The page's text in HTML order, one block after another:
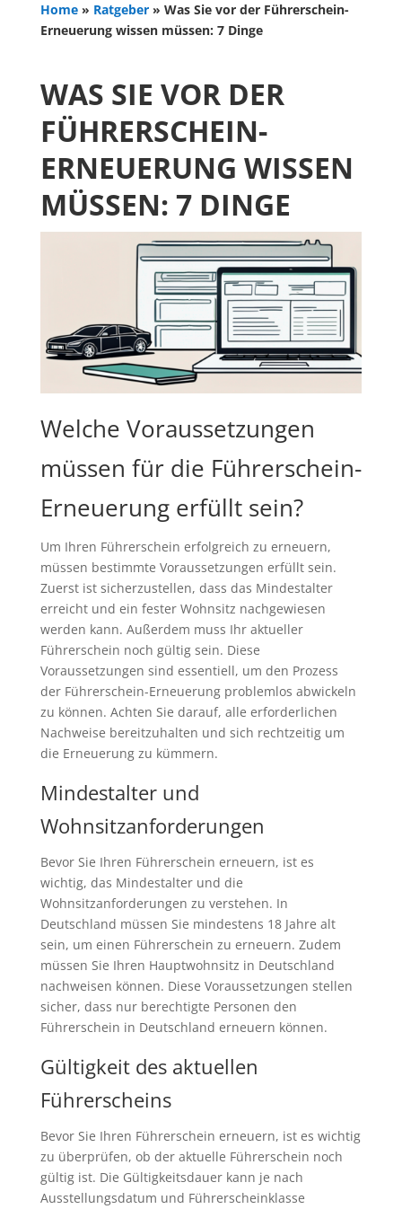
Home» Ratgeber» Was Sie vor der Führerschein-
Erneuerung wissen müssen: 7 Dinge
WAS SIE VOR DER
FÜHRERSCHEIN-
ERNEUERUNG WISSEN
MÜSSEN: 7 DINGE
Welche Voraussetzungen
müssen für die Führerschein-
Erneuerung erfüllt sein?
Um Ihren Führerschein erfolgreich zu erneuern,
müssen bestimmte Voraussetzungen erfüllt sein.
Zuerst ist sicherzustellen, dass das Mindestalter
erreicht und ein fester Wohnsitz nachgewiesen
werden kann. Außerdem muss Ihr aktueller
Führerschein noch gültig sein. Diese
Voraussetzungen sind essentiell, um den Prozess
der Führerschein-Erneuerung problemlos abwickeln
zu können. Achten Sie darauf, alle erforderlichen
Nachweise bereitzuhalten und sich rechtzeitig um
die Erneuerung zu kümmern.
Mindestalter und
Wohnsitzanforderungen
Bevor Sie Ihren Führerschein erneuern, ist es
wichtig, das Mindestalter und die
Wohnsitzanforderungen zu verstehen. In
Deutschland müssen Sie mindestens 18 Jahre alt
sein, um einen Führerschein zu erneuern. Zudem
müssen Sie Ihren Hauptwohnsitz in Deutschland
nachweisen können. Diese Voraussetzungen stellen
sicher, dass nur berechtigte Personen den
Führerschein in Deutschland erneuern können.
Gültigkeit des aktuellen
Führerscheins
Bevor Sie Ihren Führerschein erneuern, ist es wichtig
zu überprüfen, ob der aktuelle Führerschein noch
gültig ist. Die Gültigkeitsdauer kann je nach
Ausstellungsdatum und Führerscheinklasse